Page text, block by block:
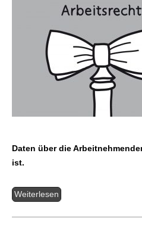
Daten über die
ist.
Weiterlesen